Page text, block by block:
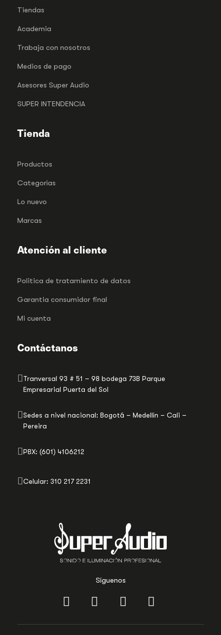
Síguenos
Tiendas
Academia
Trabaja con nosotros
Medios de pago
Asesores Super Audio
SUPER INTENDENCIA
Tienda
Productos
Categorías
Lo nuevo
Marcas
Atención al cliente
Politica de tratamiento de datos
Garantia consumidor final
Mi cuenta
Contáctanos
Tranversal 93 # 51 – 98 bodega 73B Parque
Empresarial Puerta del Sol
Sedes a nivel nacional: Bogotá – Medellín – Cali –
Pereira
PBX: (601) 4106212
Celular: 310 217 2231